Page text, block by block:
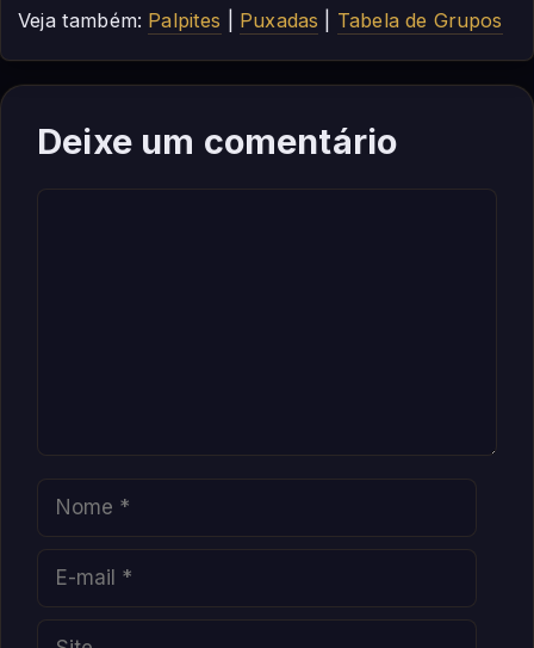
Veja também: Palpites Puxadas Tabela de Grupos
Deixe um comentário
Nome
Site